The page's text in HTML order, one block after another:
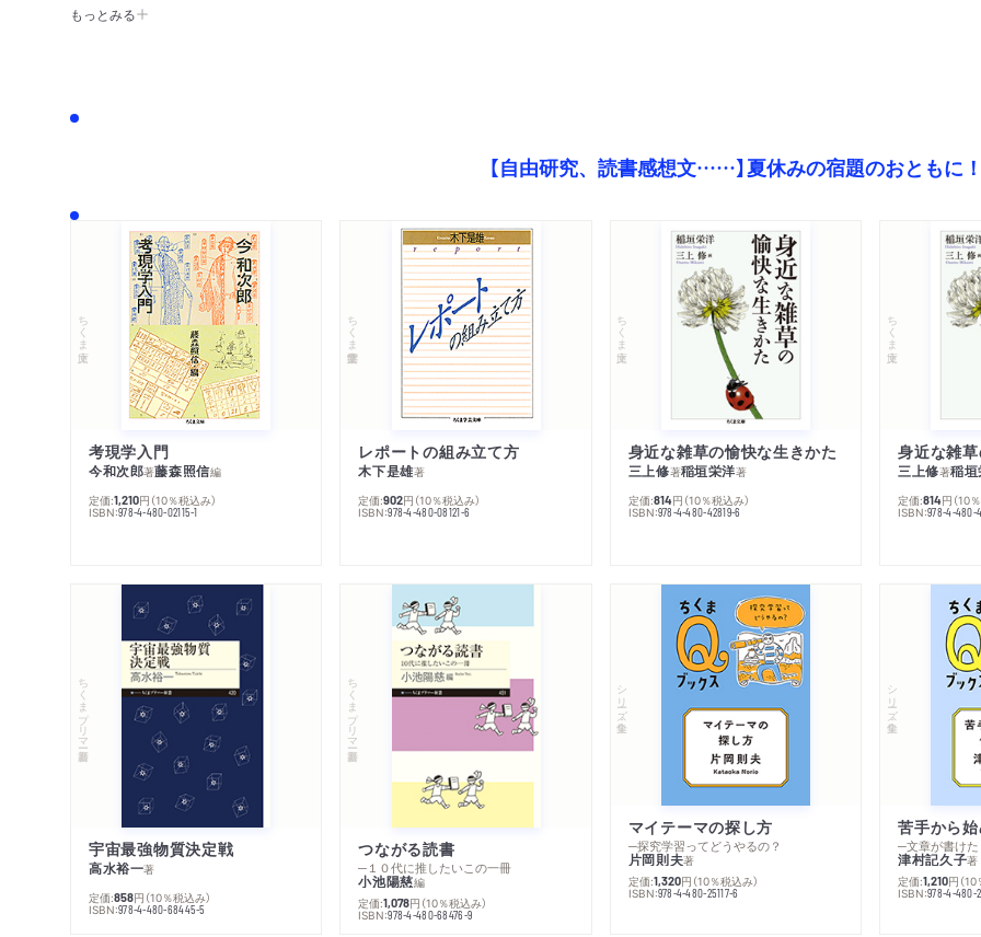
もっとみる
【自由研究、読書感想文……】夏休みの宿題のおともに
ちくま文庫
考現学入門
今和次郎著藤森照信編
定価:1,210円 （10％税込み）
ISBN:978-4-480-02115-1
ちくま学芸文庫
レポートの組み立て方
木下是雄著
定価:902円 （10％税込み）
ISBN:978-4-480-08121-6
ちくま文庫
身近な雑草の愉快な生きかた
三上修著稲垣栄洋著
定価:814円 （10％税込み）
ISBN:978-4-480-42819-6
ちくま文庫
身近な雑
三上修著稲
定価:814円 （10
ISBN:978-4-480-
ちくまプリマー新書
宇宙最強物質決定戦
高水裕一著
定価:858円 （10％税込み）
ISBN:978-4-480-68445-5
ちくまプリマー新書
つながる読書
─１０代に推したいこの一冊
小池陽慈編
定価:1,078円 （10％税込み）
ISBN:978-4-480-68476-9
シリーズ・全集
マイテーマの探し方
─探究学習ってどうやるの？
片岡則夫著
定価:1,320円 （10％税込み）
ISBN:978-4-480-25117-6
シリーズ・全集
苦手から
─文章が書け
津村記久子著
定価:1,210円 （
ISBN:978-4-480-